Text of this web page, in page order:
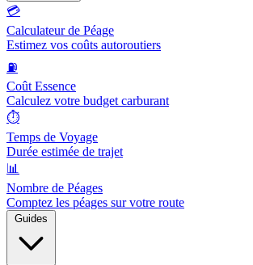
💳
Calculateur de Péage
Estimez vos coûts autoroutiers
⛽
Coût Essence
Calculez votre budget carburant
⏱️
Temps de Voyage
Durée estimée de trajet
📊
Nombre de Péages
Comptez les péages sur votre route
Guides